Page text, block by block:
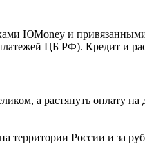
ЮMoney и
ЦБ РФ). Кредит и
а растянуть оплату
территории России и за